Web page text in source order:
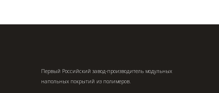
Первый Российский завод-производитель модульных
напольных покрытий из полимеров.